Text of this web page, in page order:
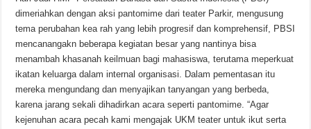
dimeriahkan dengan aksi pantomime dari teater Parkir, mengusung
tema perubahan kea rah yang lebih progresif dan komprehensif, PBSI
mencanangakn beberapa kegiatan besar yang nantinya bisa
menambah khasanah keilmuan bagi mahasiswa, terutama meperkuat
ikatan keluarga dalam internal organisasi. Dalam pementasan itu
mereka mengundang dan menyajikan tanyangan yang berbeda,
karena jarang sekali dihadirkan acara seperti pantomime. “Agar
kejenuhan acara pecah kami mengajak UKM teater untuk ikut serta